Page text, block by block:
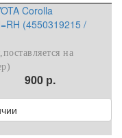
Corolla
(4550319215 /
на
900 р.